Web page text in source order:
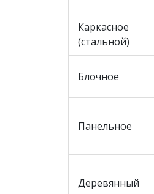
Каркасное
(стальной)
Блочное
Панельное
Деревянный